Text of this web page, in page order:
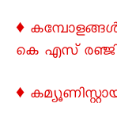
♦
കെ എസ്
♦